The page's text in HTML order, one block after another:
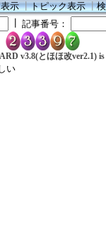
示┃トピック表示┃
記事番号：
v3.8(とほほ改ver2.1) is
い